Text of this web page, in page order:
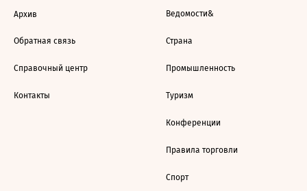
Архив
Обратная связь
Справочный центр
Контакты
Ведомости&
Страна
Промышленность
Туризм
Конференции
Правила торговли
Спорт